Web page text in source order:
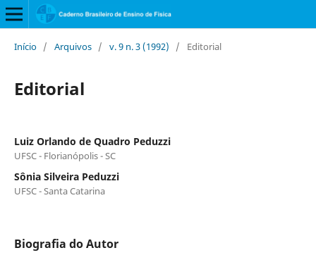
Início / Arquivos / v. 9 n. 3 (1992) / Editorial
Editorial
Luiz Orlando de Quadro Peduzzi
UFSC - Florianópolis - SC
Sônia Silveira Peduzzi
UFSC - Santa Catarina
Biografia do Autor